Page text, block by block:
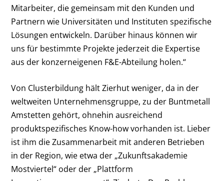
Mitarbeiter, die gemeinsam mit den Kunden und
Partnern wie Universitäten und Instituten spezifische
Lösungen entwickeln. Darüber hinaus können wir
uns für bestimmte Projekte jederzeit die Expertise
aus der konzerneigenen F&E-Abteilung holen.“
Von Clusterbildung hält Zierhut weniger, da in der
weltweiten Unternehmensgruppe, zu der Buntmetall
Amstetten gehört, ohnehin ausreichend
produktspezifisches Know-how vorhanden ist. Lieber
ist ihm die Zusammenarbeit mit anderen Betrieben
in der Region, wie etwa der „Zukunftsakademie
Mostviertel“ oder der „Plattform